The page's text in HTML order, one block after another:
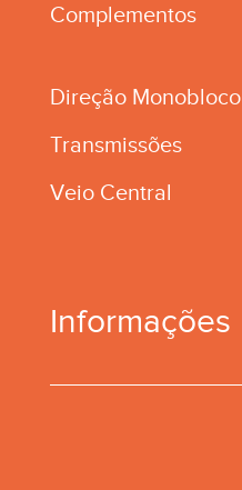
Complementos
Direção Monobloco
Transmissões
Veio Central
Informações